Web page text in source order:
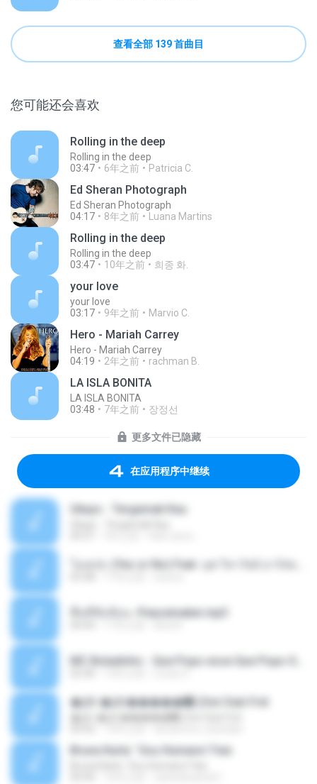
查看全部 139 首曲目
您可能还会喜欢
Rolling in the deep
Rolling in the deep
03:47
6年之前 Patricia C.
Ed Sheran Photograph
Ed Sheran Photograph
04:17
8年之前 Luana Martins
Rolling in the deep
Rolling in the deep
03:47
10年之前 희종 화.
your love
your love
03:17
9年之前 Marvio C.
Hero - Mariah Carrey
Hero - Mariah Carrey
04:19
2年之前 rachman B.
LA ISLA BONITA
LA ISLA BONITA
03:48
7年之前 장정선
更多文件已隐藏
在应用程序中继续
Ukays - Tergamak Kau
พื้นที่ซับซ้อน -Peacemaker.mp3
�Ԫ �Ԫ�����԰ (Ost.Club Frid
Bruna Karla ' Sou Humano' Faix